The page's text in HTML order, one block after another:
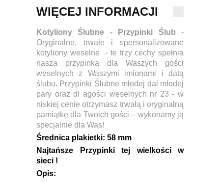
WIĘCEJ INFORMACJI
Kotyliony Ślubne - Przypinki Ślub -
Oryginalne, trwałe i spersonalizowane
kotyliony weselne - te trzy cechy spełnia
nasza przypinka dla Waszych gości
weselnych z Waszymi imionami i datą
ślubu. Przypinki Ślubne młodej dal młodej
pary oraz dl agości weselnych nr 23 - w
niskiej cenie otrzymasz trwałą i oryginalną
pamiątkę dla Twoich gości – wykonamy ją
specjalnie dla Was!
Średnica plakietki: 58 mm
Najtańsze Przypinki tej wielkości w
sieci !
Opis: